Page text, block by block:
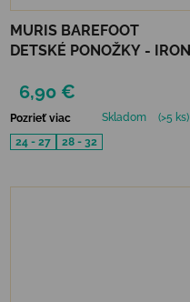
MURIS BAREFOOT
DETSKÉ PONOŽKY - IRON
6,90 €
Pozrieť viac Skladom
(>5 ks)
24 - 27
28 - 32